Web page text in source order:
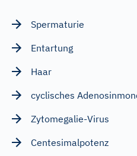
Spermaturie
Entartung
Haar
cyclisches
Zytomegalie-Virus
Centesimalpotenz